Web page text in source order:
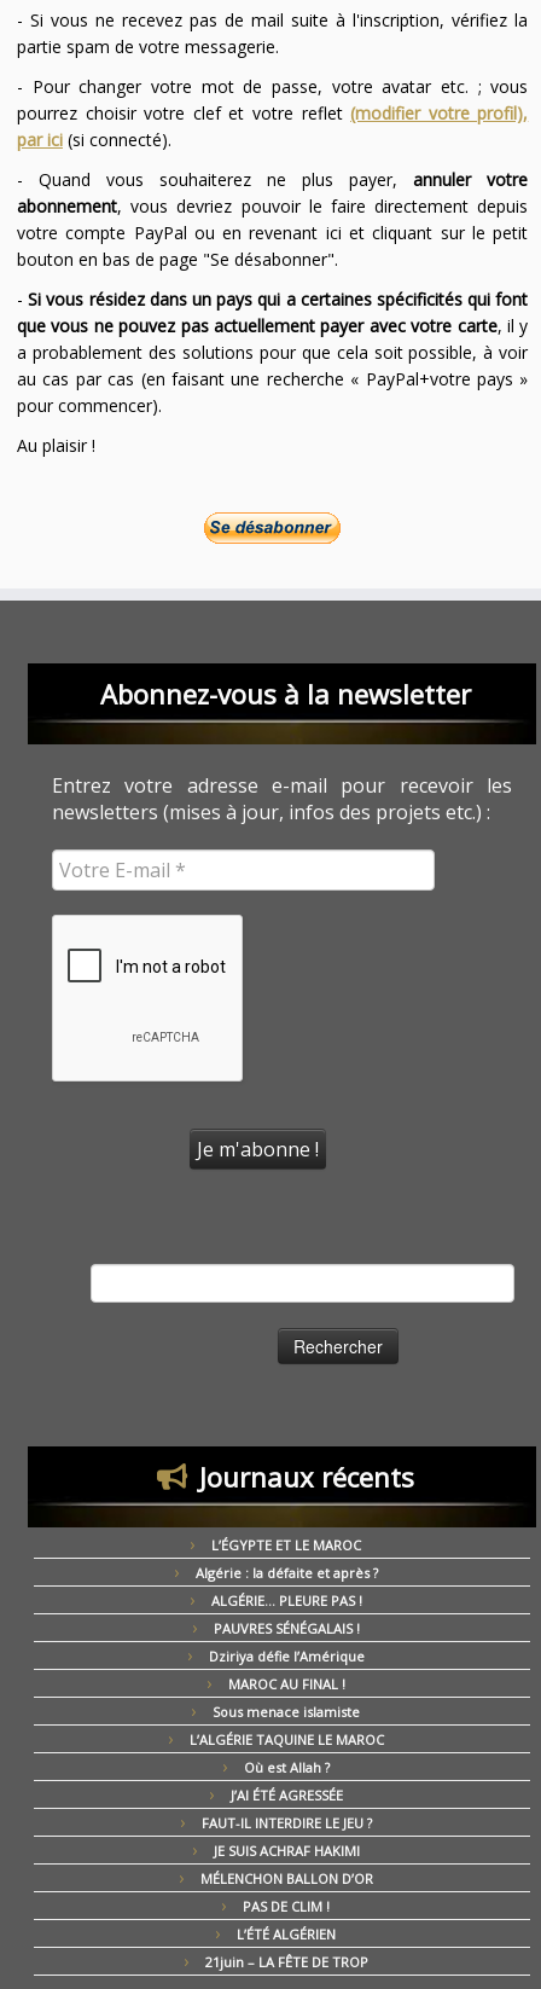
- Si vous ne recevez pas de mail suite à l'inscription, vérifiez la
partie spam de votre messagerie.
- Pour changer votre mot de passe, votre avatar etc. ; vous
pourrez choisir votre clef et votre reflet(modifier votre profil),
par ici(si connecté).
- Quand vous souhaiterez ne plus payer,annuler votre
abonnement, vous devriez pouvoir le faire directement depuis
votre compte PayPal ou en revenant ici et cliquant sur le petit
bouton en bas de page "Se désabonner".
-Si vous résidez dans un pays qui a certaines spécificités qui font
que vous ne pouvez pas actuellement payer avec votre carte, il y
a probablement des solutions pour que cela soit possible, à voir
au cas par cas (en faisant une recherche « PayPal+votre pays »
pour commencer).
Au plaisir !
Abonnez-vous à la newsletter
Entrez votre adresse e-mail pour recevoir les
newsletters (mises à jour, infos des projets etc.) :
Journaux récents
L’ÉGYPTE ET LE MAROC
Algérie : la défaite et après ?
ALGÉRIE… PLEURE PAS !
PAUVRES SÉNÉGALAIS !
Dziriya défie l’Amérique
MAROC AU FINAL !
Sous menace islamiste
L’ALGÉRIE TAQUINE LE MAROC
Où est Allah ?
J’AI ÉTÉ AGRESSÉE
FAUT-IL INTERDIRE LE JEU ?
JE SUIS ACHRAF HAKIMI
MÉLENCHON BALLON D’OR
PAS DE CLIM !
L’ÉTÉ ALGÉRIEN
21juin – LA FÊTE DE TROP